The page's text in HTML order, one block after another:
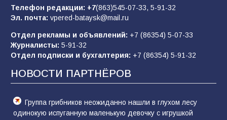
62 04.08.2026
В детском саду № 17 прошёл конкурс «Мини-
Мисс»
53 08.08.2026
Телефон редакции: +7(863)545-07-33, 5-91-32
Эл. почта: vpered-bataysk@mail.ru
Отдел рекламы и объявлений: +7 (86354) 5-07-33
Журналисты: 5-91-32
Отдел подписки и бухгалтерия: +7 (86354) 5-91-32
НОВОСТИ ПАРТНЁРОВ
Группа грибников неожиданно нашли в глухом лесу
одинокую испуганную маленькую девочку с игрушкой